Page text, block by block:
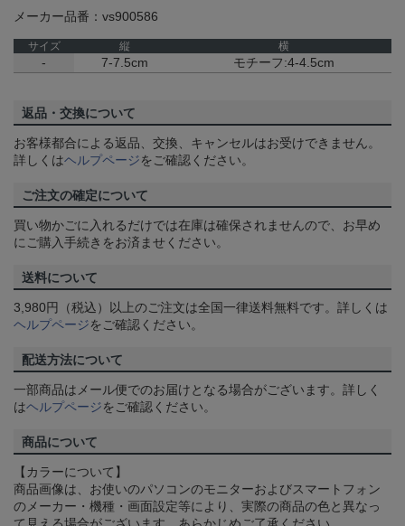
メーカー品番：vs900586
サイズ 縦 横
- 7-7.5cm モチーフ:4-4.5cm
返品・交換について
お客様都合による返品、交換、キャンセルはお受けできません。
詳しくはヘルプページをご確認ください。
ご注文の確定について
買い物かごに入れるだけでは在庫は確保されませんので、お早め
にご購入手続きをお済ませください。
送料について
3,980円（税込）以上のご注文は全国一律送料無料です。詳しくは
ヘルプページをご確認ください。
配送方法について
一部商品はメール便でのお届けとなる場合がございます。詳しく
はヘルプページをご確認ください。
商品について
【カラーについて】
商品画像は、お使いのパソコンのモニターおよびスマートフォン
のメーカー・機種・画面設定等により、実際の商品の色と異なっ